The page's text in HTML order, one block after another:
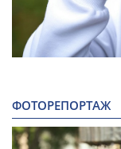
ФОТОРЕПОРТАЖ